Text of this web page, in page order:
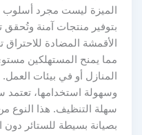
الميزة ليست مجرد أسلوب
بتوفير منتجات آمنة وتُحقق
الأقمشة المضادة للاحتراق
مما يمنح المستهلكين مستوى
المنازل أو في بيئات العمل.
وسهولة استخدامها، تعتمد
سهلة التنظيف. هذا النوع من
بصيانة بسيطة للستائر دون